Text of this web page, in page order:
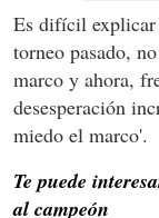
Es difícil explicar
torneo pasado,
marco y ahora,
desesperación
miedo el marco'.
Te puede
al campeón